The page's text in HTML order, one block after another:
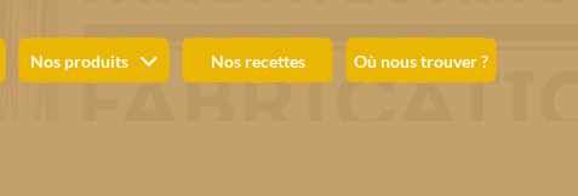
Nos produits Nos recettes Où nous trouver ?